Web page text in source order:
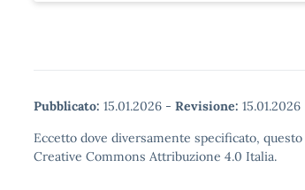
Pubblicato: 15.01.2026 - Revisione: 15.01.2026
Eccetto dove diversamente specificato,
Creative Commons Attribuzione 4.0 Italia.